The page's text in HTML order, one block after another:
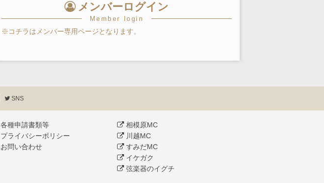
メンバーログイン
Member login
※コチラはメンバー専用ページとなります。
SNS
各種申請書類等
プライバシーポリシー
お問い合わせ
相模原MC
川越MC
すみだMC
イケガク
弦楽器のイグチ